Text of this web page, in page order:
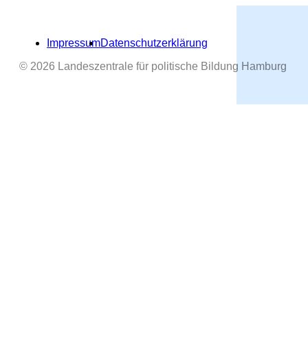
ImpressumDatenschutzerklärung
© 2026 Landeszentrale für politische Bildung Hamburg